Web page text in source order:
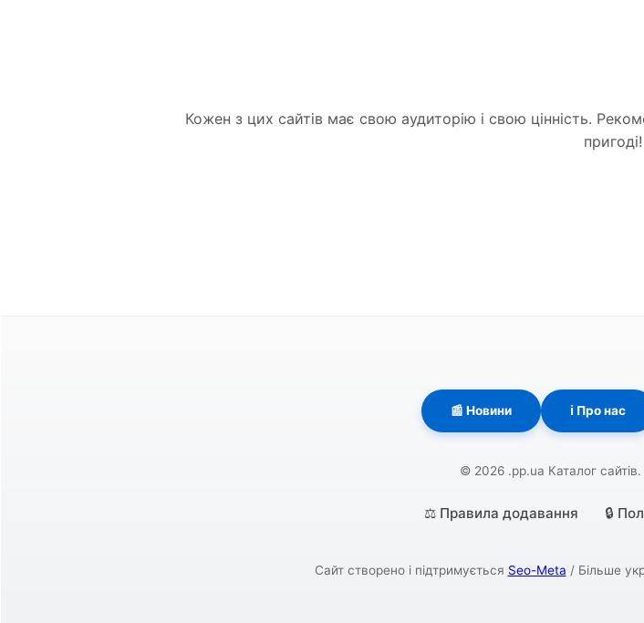
Кожен з цих сайтів має свою аудиторію і свою цінність.
пригоді!
📰 Новини ℹ️ Про нас
© 2026 .pp.ua Каталог
⚖️ Правила додавання 🔒
Сайт створено і підтримується Seo-Meta / Більше